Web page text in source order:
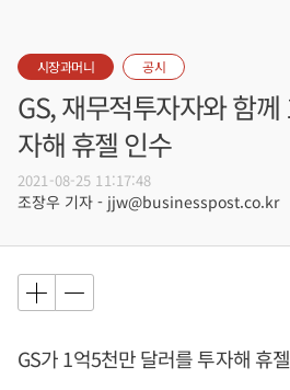
시장과머니 공시
GS, 재무적투자자와 함
자해 휴젤 인수
2021-08-25 11:17:48
조장우 기자 - jjw@businesspost.co.kr
GS가 1억5천만 달러를 투자해 휴